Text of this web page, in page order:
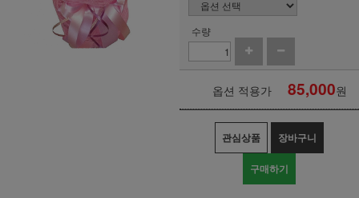
수량
옵션 적용가 85,000원
관심상품 장바구니
구매하기